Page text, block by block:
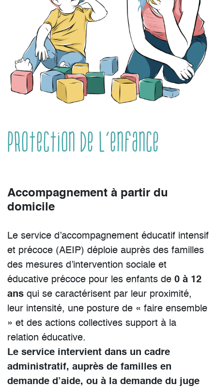
Protection de l’Enfance
Accompagnement à partir du
domicile
Le service d’accompagnement éducatif intensif
et précoce (AEIP) déploie auprès des familles
des mesures d’intervention sociale et
éducative précoce pour les enfants de 0 à 12
ans qui se caractérisent par leur proximité,
leur intensité, une posture de « faire ensemble
» et des actions collectives support à la
relation éducative.
Le service intervient dans un cadre
administratif, auprès de familles en
demande d’aide, ou à la demande du juge